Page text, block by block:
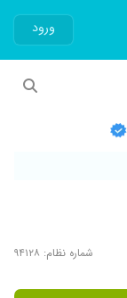
ورود
شماره نظام: ۹۴۱۲۸